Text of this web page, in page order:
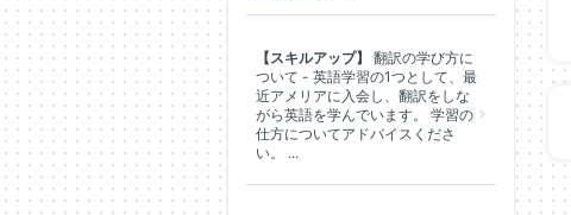
【スキルアップ】
翻訳の学び方に
ついて - 英語学習の1つとして、最
近アメリアに入会し、翻訳をしな
がら英語を学んでいます。 学習の
仕方についてアドバイスくださ
い。 ...